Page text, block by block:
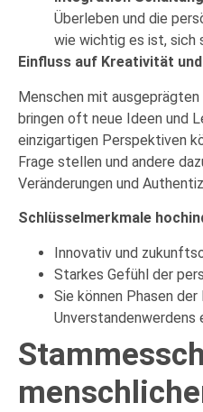
Überleben und die
wie wichtig es ist, sich
Einfluss auf Kreativität
Menschen mit
bringen oft neue Ideen und
einzigartigen Perspektiven
Frage stellen und andere
Veränderungen und
Schlüsselmerkmale
Innovativ und
Starkes Gefühl der
Sie können Phasen
Unverstandenwerdens